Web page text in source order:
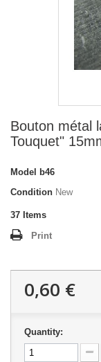
Bouton métal
Touquet"
Model
b46
Condition New
37 Items
Print
0,60 €
Quantity: